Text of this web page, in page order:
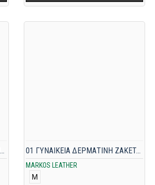
0-01 ΓΥΝΑΙΚΕΙΟ ΜΕΣΑΤΟ ΚΑΠΑΡΝΤΙΝΑΚΙ ΚΑΜΕΛ
MARKOS LEATHER
01 ΓΥΝΑΙΚΕΙΑ ΔΕΡΜΑΤΙΝΗ ΖΑΚΕΤΑ ΚΑΦΕ
M